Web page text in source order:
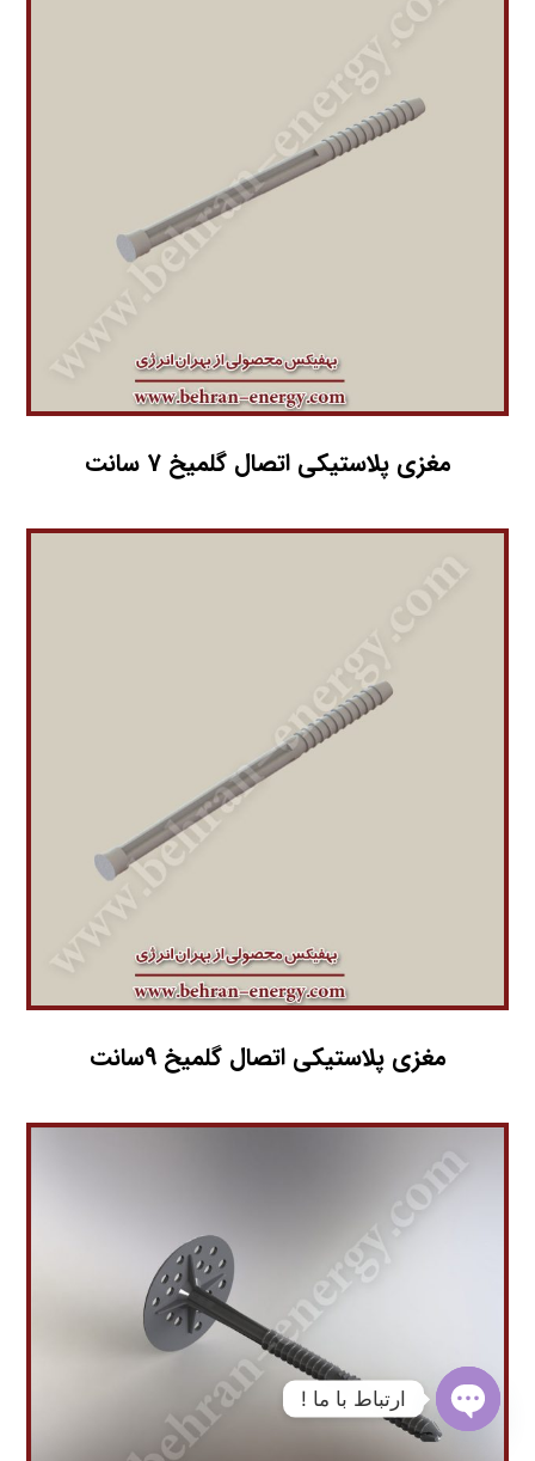
مغزی پلاستیکی اتصال گلمیخ 7 سانت
مغزی پلاستیکی اتصال گلمیخ 9سانت
ارتباط با ما !